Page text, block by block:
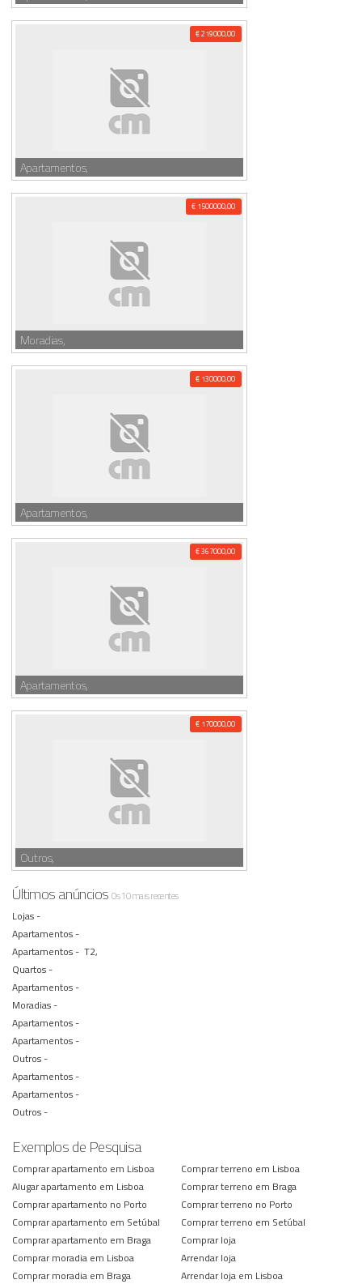
€ 219000,00
Apartamentos,
€ 1500000,00
Moradias,
€ 130000,00
Apartamentos,
€ 367000,00
Apartamentos,
€ 170000,00
Outros,
Últimos anúnciosOs 10 mais recentes
Lojas -
Apartamentos -
Apartamentos - T2,
Quartos -
Apartamentos -
Moradias -
Apartamentos -
Apartamentos -
Outros -
Apartamentos -
Apartamentos -
Outros -
Exemplos de Pesquisa
Comprar apartamento em Lisboa
Alugar apartamento em Lisboa
Comprar apartamento no Porto
Comprar apartamento em Setúbal
Comprar apartamento em Braga
Comprar moradia em Lisboa
Comprar moradia em Braga
Comprar terreno em Lisboa
Comprar terreno em Braga
Comprar terreno no Porto
Comprar terreno em Setúbal
Comprar loja
Arrendar loja
Arrendar loja em Lisboa